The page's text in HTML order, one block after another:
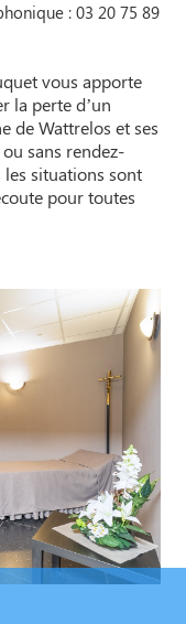
: 03 20 75 89
vous apporte
la perte d’un
de Wattrelos et ses
sans rendez-
les situations sont
pour toutes